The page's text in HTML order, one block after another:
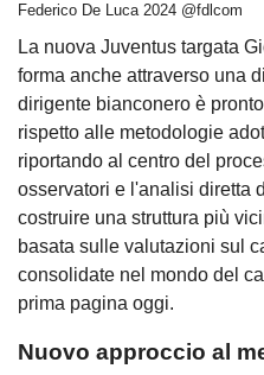
Federico De Luca 2024 @fdlcom
La nuova Juventus targata
forma anche attraverso una
dirigente bianconero è
rispetto alle metodologie
riportando al centro del
osservatori e l'analisi diretta
costruire una struttura più
basata sulle valutazioni sul
consolidate nel mondo del
prima pagina oggi.
Nuovo approccio al